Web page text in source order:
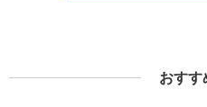
おすす